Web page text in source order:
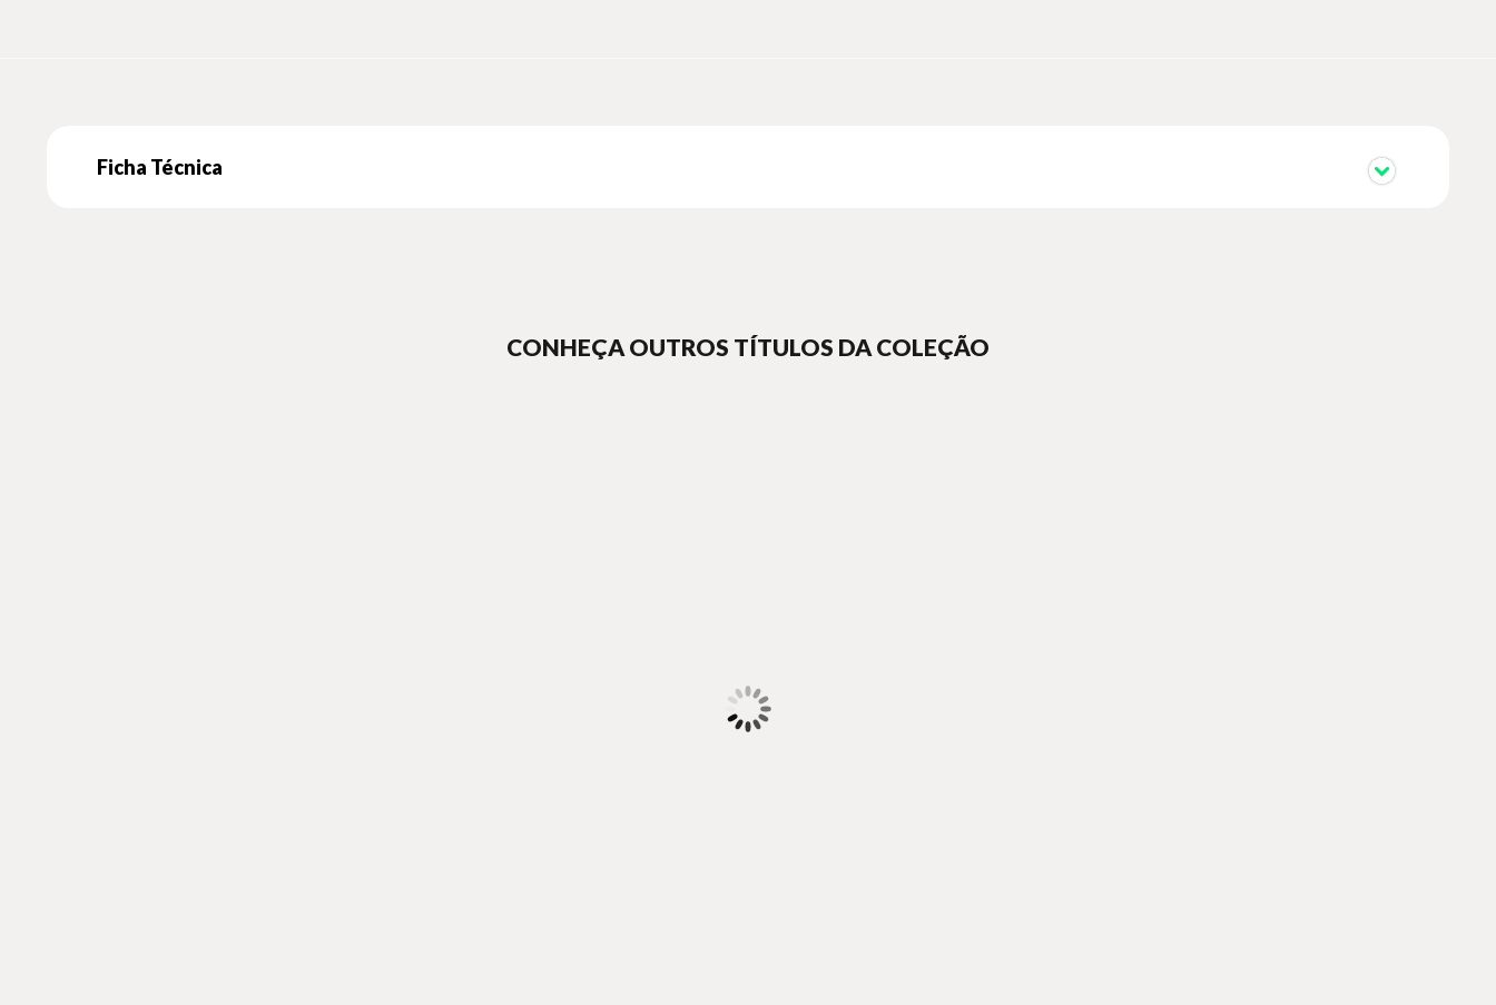
Ficha Técnica
CONHEÇA OUTROS TÍTULOS DA COLEÇÃO